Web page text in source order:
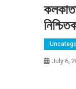
July 6,